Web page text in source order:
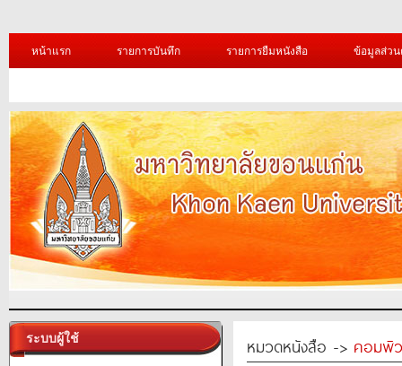
หน้าแรก รายการบันทึก รายการยืมหนังสือ ข้อมูลส่ว
ระบบผู้ใช้ หมวดหนังสือ -> คอมพิ